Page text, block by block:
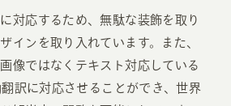
対応するため、無駄な装飾を取り
インを取り入れています。また、
像ではなくテキスト対応している
訳に対応させることができ、世界